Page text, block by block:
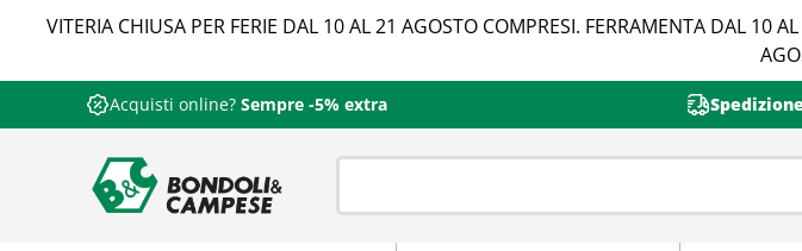
VITERIA CHIUSA PER FERIE DAL 10 AL 21 AGOSTO COMPRESI. FERRAMENTA DAL 10
Acquisti online? Sempre -5% extra Spedizione